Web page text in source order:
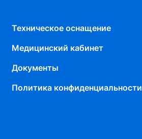
Техническое оснащение
Медицинский кабинет
Документы
Политика конфиденциальности